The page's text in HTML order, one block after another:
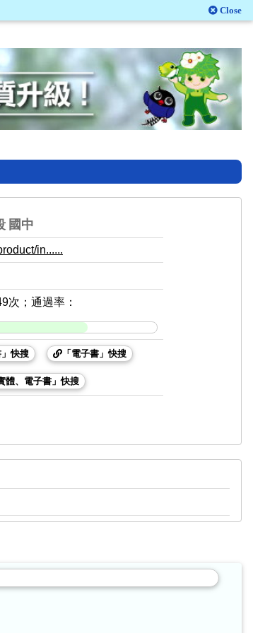
Close
國中
in......
次；通過率：
快搜 「電子書」快搜
體、電子書」快搜